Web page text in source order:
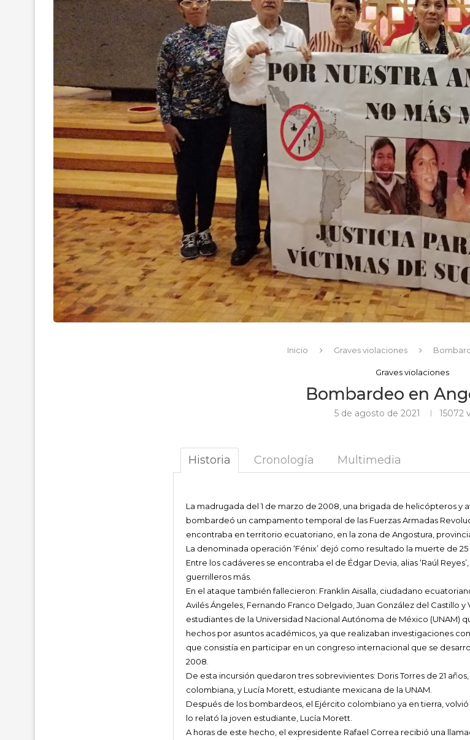
Inicio Graves violaciones
Graves violaciones
Bombardeo en
5 de agosto de 2021 15072
Historia Cronología Multimedia
La madrugada del 1 de marzo de 2008, una brigada de helicópteros y
bombardeó un campamento temporal de las Fuerzas Armadas
encontraba en territorio ecuatoriano, en la zona de Angostura,
La denominada operación ‘Fénix’ dejó como resultado la muerte de
Entre los cadáveres se encontraba el de Édgar Devia, alias ‘Raúl
guerrilleros más.
En el ataque también fallecieron: Franklin Aisalla, ciudadano
Avilés Ángeles, Fernando Franco Delgado, Juan González del Castillo y
estudiantes de la Universidad Nacional Autónoma de México (UNAM)
hechos por asuntos académicos, ya que realizaban investigaciones
que consistía en participar en un congreso internacional que se
2008.
De esta incursión quedaron tres sobrevivientes: Doris Torres de 21
colombiana, y Lucía Morett, estudiante mexicana de la UNAM.
Después de los bombardeos, el Ejército colombiano ya en tierra,
lo relató la joven estudiante, Lucía Morett.
A horas de este hecho, el expresidente Rafael Correa recibió una